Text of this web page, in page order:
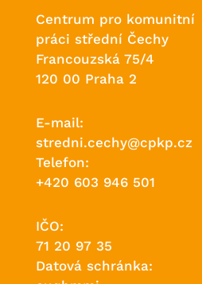
Centrum pro komunitní
práci střední Čechy
Francouzská 75/4
120 00 Praha 2
E-mail:
stredni.cechy@cpkp.cz
Telefon:
+420 603 946 501
IČO:
71 20 97 35
Datová schránka: